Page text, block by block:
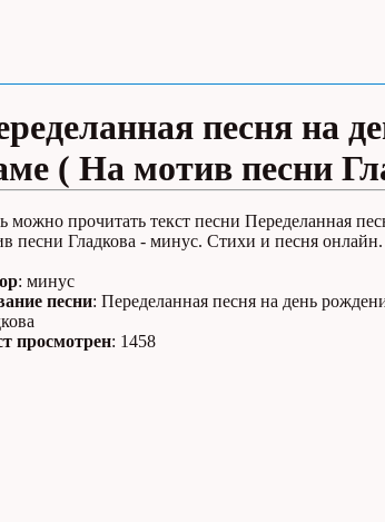
песня на
( На мотив песни
можно прочитать текст песни Переделанная
песни Гладкова - минус. Стихи и песня онлайн.
: минус
песни: Переделанная песня на день
просмотрен: 1458